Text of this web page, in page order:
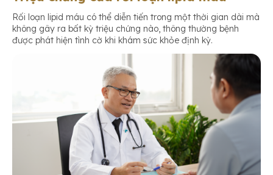
Rối loạn lipid máu có thể diễn tiến trong một thời gian dài mà
không gây ra bất kỳ triệu chứng nào, thông thường bệnh
được phát hiện tình cờ khi khám sức khỏe định kỳ.